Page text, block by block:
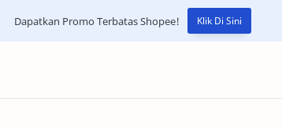
Dapatkan Promo Terbatas Shopee! Klik Di Sini